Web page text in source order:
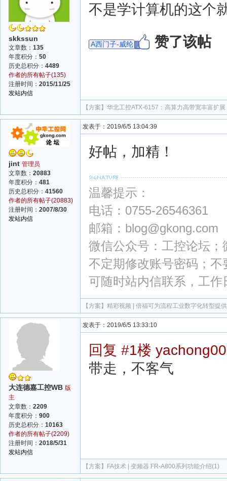
skkssun
文章数： 135
年度积分： 50
历史总积分： 4489
作者的所有帖子(135)
注册时间： 2015/11/25
发站内信
不是学计算机的这个
A西门子-威纶 赞了该帖
【方案】 华北工控ATX-6157：高算力高带宽丰富扩
jint 管理员
文章数： 20883
年度积分： 481
历史总积分： 41560
作者的所有帖子(20883)
注册时间： 2007/8/30
发站内信
发表于：2019/6/5 13:04:39
好帖，加精！
温馨提示：
电话：0755-26546361
邮箱：blog@gkong.com
微信公众号：工控论坛；
不定期修改账号密码；
可随时站内信联系，工
【方案】 精彩视频 | 倍福可为流程工业数字化转型提
大连德嘉工控WB 版
主
文章数： 2209
年度积分： 900
历史总积分： 10163
作者的所有帖子(2209)
注册时间： 2018/5/31
发站内信
发表于：2019/6/5 13:33:10
回复 #1楼
带走，不客气
【方案】 FA技术 | 变频器 FR-A800系列功能介绍(1)